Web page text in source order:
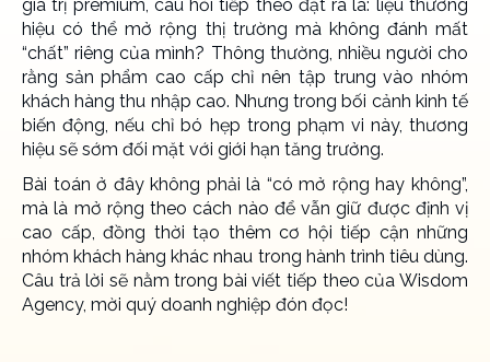
giá trị premium, câu hỏi tiếp theo đặt ra là: liệu thương
hiệu có thể mở rộng thị trường mà không đánh mất
“chất” riêng của mình? Thông thường, nhiều người cho
rằng sản phẩm cao cấp chỉ nên tập trung vào nhóm
khách hàng thu nhập cao. Nhưng trong bối cảnh kinh tế
biến động, nếu chỉ bó hẹp trong phạm vi này, thương
hiệu sẽ sớm đối mặt với giới hạn tăng trưởng.
Bài toán ở đây không phải là “có mở rộng hay không”,
mà là mở rộng theo cách nào để vẫn giữ được định vị
cao cấp, đồng thời tạo thêm cơ hội tiếp cận những
nhóm khách hàng khác nhau trong hành trình tiêu dùng.
Câu trả lời sẽ nằm trong bài viết tiếp theo của Wisdom
Agency, mời quý doanh nghiệp đón đọc!